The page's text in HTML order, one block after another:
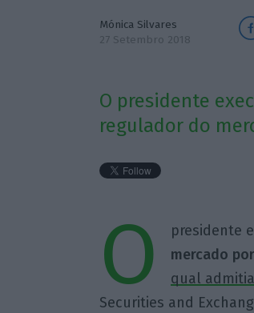
Mónica Silvares
27 Setembro 2018
O presidente
regulador do
O presidente
mercado
qual
Securities and